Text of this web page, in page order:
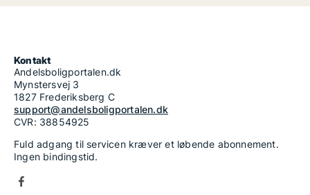
Kontakt
Andelsboligportalen.dk
Mynstersvej 3
1827 Frederiksberg C
support@andelsboligportalen.dk
CVR: 38854925
Fuld adgang til servicen kræver et løbende abonnement.
Ingen bindingstid.